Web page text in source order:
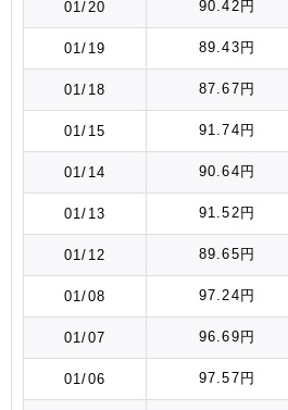
01/20 90.42円
01/19 89.43円
01/18 87.67円
01/15 91.74円
01/14 90.64円
01/13 91.52円
01/12 89.65円
01/08 97.24円
01/07 96.69円
01/06 97.57円